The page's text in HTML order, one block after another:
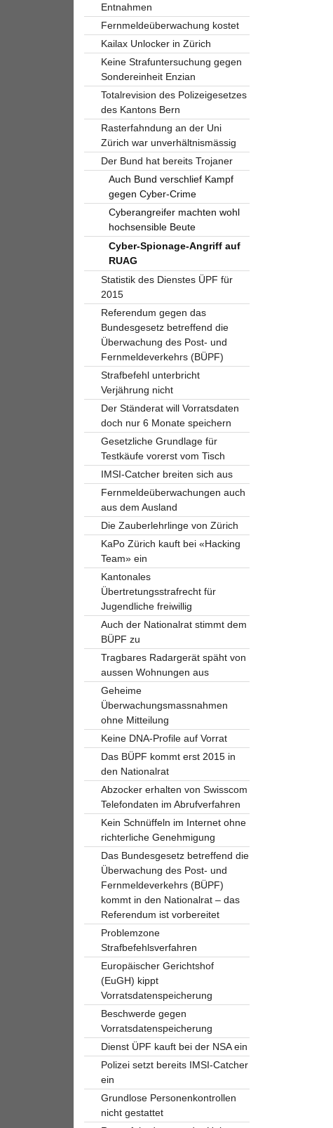
Entnahmen
Fernmeldeüberwachung kostet
Kailax Unlocker in Zürich
Keine Strafuntersuchung gegen
Sondereinheit Enzian
Totalrevision des Polizeigesetzes
des Kantons Bern
Rasterfahndung an der Uni
Zürich war unverhältnismässig
Der Bund hat bereits Trojaner
Auch Bund verschlief Kampf
gegen Cyber-Crime
Cyberangreifer machten wohl
hochsensible Beute
Cyber-Spionage-Angriff auf
RUAG
Statistik des Dienstes ÜPF für
2015
Referendum gegen das
Bundesgesetz betreffend die
Überwachung des Post- und
Fernmeldeverkehrs (BÜPF)
Strafbefehl unterbricht
Verjährung nicht
Der Ständerat will Vorratsdaten
doch nur 6 Monate speichern
Gesetzliche Grundlage für
Testkäufe vorerst vom Tisch
IMSI-Catcher breiten sich aus
Fernmeldeüberwachungen auch
aus dem Ausland
Die Zauberlehrlinge von Zürich
KaPo Zürich kauft bei «Hacking
Team» ein
Kantonales
Übertretungsstrafrecht für
Jugendliche freiwillig
Auch der Nationalrat stimmt dem
BÜPF zu
Tragbares Radargerät späht von
aussen Wohnungen aus
Geheime
Überwachungsmassnahmen
ohne Mitteilung
Keine DNA-Profile auf Vorrat
Das BÜPF kommt erst 2015 in
den Nationalrat
Abzocker erhalten von Swisscom
Telefondaten im Abrufverfahren
Kein Schnüffeln im Internet ohne
richterliche Genehmigung
Das Bundesgesetz betreffend die
Überwachung des Post- und
Fernmeldeverkehrs (BÜPF)
kommt in den Nationalrat – das
Referendum ist vorbereitet
Problemzone
Strafbefehlsverfahren
Europäischer Gerichtshof
(EuGH) kippt
Vorratsdatenspeicherung
Beschwerde gegen
Vorratsdatenspeicherung
Dienst ÜPF kauft bei der NSA ein
Polizei setzt bereits IMSI-Catcher
ein
Grundlose Personenkontrollen
nicht gestattet